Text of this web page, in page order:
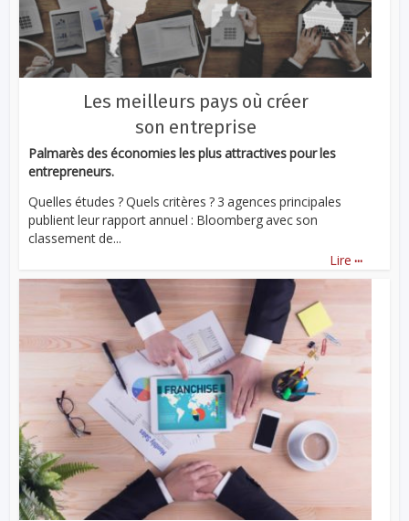
Les meilleurs pays où créer
son entreprise
Palmarès des économies les plus attractives pour les
entrepreneurs.
Quelles études ? Quels critères ? 3 agences principales
publient leur rapport annuel : Bloomberg avec son
classement de...
Lire ...